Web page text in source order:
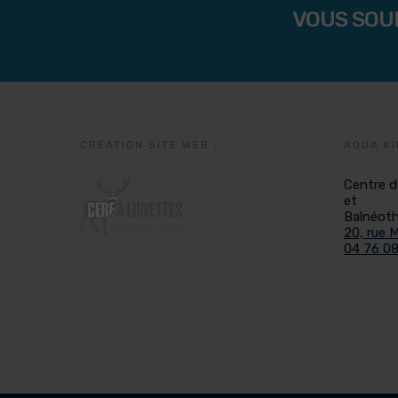
VOUS
CRÉATION SITE WEB : AQUA
Centre
et
20, rue
04 76